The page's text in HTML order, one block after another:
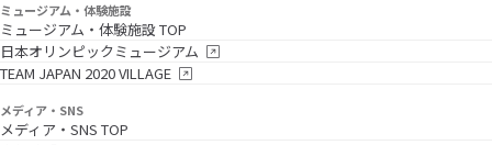
ミュージアム・体験施設
ミュージアム・体験施設 TOP
日本オリンピックミュージアム
TEAM JAPAN 2020 VILLAGE
メディア・SNS
メディア・SNS TOP